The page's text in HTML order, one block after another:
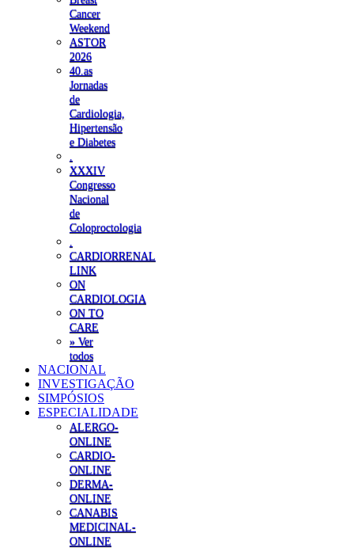
Cancer
Weekend
ASTOR
2026
40.as
Jornadas
de
Cardiologia,
Hipertensão
e Diabetes
XXXIV
Congresso
Nacional
de
Coloproctologia
CARDIORRENAL
LINK
ON
CARDIOLOGIA
ON TO
CARE
» Ver
todos
NACIONAL
INVESTIGAÇÃO
SIMPÓSIOS
ESPECIALIDADE
ALERGO-
ONLINE
CARDIO-
ONLINE
DERMA-
ONLINE
CANABIS
MEDICINAL-
ONLINE